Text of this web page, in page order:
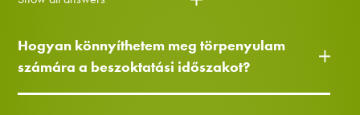
Hogyan könnyíthetem meg törpenyulam
számára a beszoktatási időszakot?